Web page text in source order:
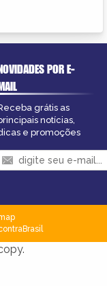
POR E-
grátis as
notícias,
e promoções